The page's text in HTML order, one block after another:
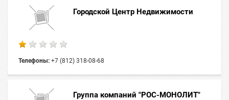
Городской Центр Недвижимости
Телефоны: +7 (812) 318-08-68
Группа компаний "РОС-МОНОЛИТ"